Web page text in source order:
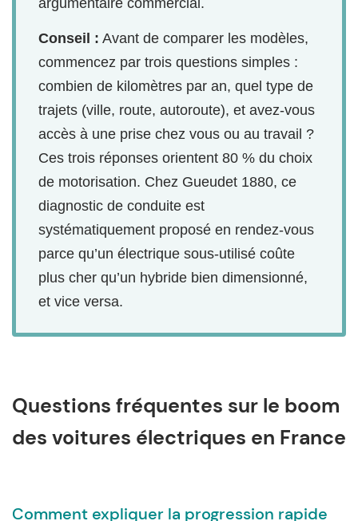
Conseil : Avant de comparer les modèles,
commencez par trois questions simples :
combien de kilomètres par an, quel type de
trajets (ville, route, autoroute), et avez-vous
accès à une prise chez vous ou au travail ?
Ces trois réponses orientent 80 % du choix
de motorisation. Chez Gueudet 1880, ce
diagnostic de conduite est
systématiquement proposé en rendez-vous
parce qu’un électrique sous-utilisé coûte
plus cher qu’un hybride bien dimensionné,
et vice versa.
Questions fréquentes sur le boom
des voitures électriques en France
Comment expliquer la progression rapide